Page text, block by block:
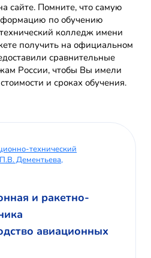
сайте. Помните, что самую
по обучению
колледж имени
получить на официальном
сравнительные
России, чтобы Вы имели
и сроках обучения.
технический
Дементьева,
и ракетно-
авиационных